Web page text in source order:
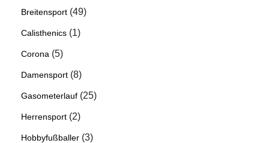
Breitensport (49)
Calisthenics (1)
Corona (5)
Damensport (8)
Gasometerlauf (25)
Herrensport (2)
Hobbyfußballer (3)